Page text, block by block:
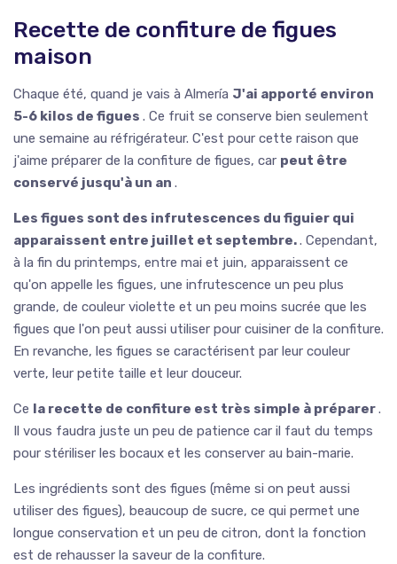
Recette de confiture de figues
maison
Chaque été, quand je vais à Almería J'ai apporté environ
5-6 kilos de figues . Ce fruit se conserve bien seulement
une semaine au réfrigérateur. C'est pour cette raison que
j'aime préparer de la confiture de figues, car peut être
conservé jusqu'à un an .
Les figues sont des infrutescences du figuier qui
apparaissent entre juillet et septembre.. Cependant,
à la fin du printemps, entre mai et juin, apparaissent ce
qu'on appelle les figues, une infrutescence un peu plus
grande, de couleur violette et un peu moins sucrée que les
figues que l'on peut aussi utiliser pour cuisiner de la confiture.
En revanche, les figues se caractérisent par leur couleur
verte, leur petite taille et leur douceur.
Ce la recette de confiture est très simple à préparer.
Il vous faudra juste un peu de patience car il faut du temps
pour stériliser les bocaux et les conserver au bain-marie.
Les ingrédients sont des figues (même si on peut aussi
utiliser des figues), beaucoup de sucre, ce qui permet une
longue conservation et un peu de citron, dont la fonction
est de rehausser la saveur de la confiture.